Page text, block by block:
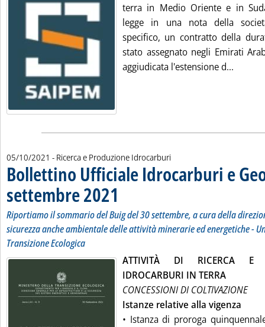
terra in Medio Oriente e in
legge in una nota della
specifico, un contratto della
stato assegnato negli Emirati
aggiudicata l'estensione d...
05/10/2021 - Ricerca e Produzione Idrocarburi
Bollettino Ufficiale Idrocarburi e
settembre 2021
Riportiamo il sommario del Buig del 30 settembre, a cura della
sicurezza anche ambientale delle attività minerarie ed energetiche -
Transizione Ecologica
ATTIVITÀ DI RICERCA E
IDROCARBURI IN TERRA
CONCESSIONI DI COLTIVAZIONE
Istanze relative alla vigenza
• Istanza di proroga